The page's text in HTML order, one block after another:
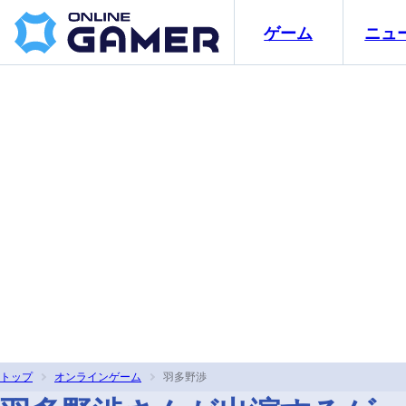
ゲーム ニュ
トップ オンラインゲーム 羽多野渉